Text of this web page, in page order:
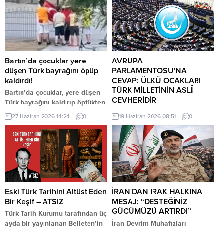
Bartın’da çocuklar yere
düşen Türk bayrağını öpüp
kaldırdı!
Bartın’da çocuklar, yere düşen
Türk bayrağını kaldırıp öptükten
sonra gelen itfaiye ekiplerinin
de yardımıyla göndere çekti. O
anlar cep telefonu kamerası
tarafından kaydedildi. Yerden
kaldırıp öptüler Kemerköprü
Mahallesi’nde dün akşam
saatlerinde Cumhuriyet Parkı
içerisindeki direkte bulunan
Türk bayrağı rüzgar nedeniyle
ipinin kopmasıyla yere düştü.
Bu sırada parkta oynayan
çocuklar yere...
27 Haziran 2026 14:24 0
AVRUPA
PARLAMENTOSU’NA
CEVAP: ÜLKÜ OCAKLARI
TÜRK MİLLETİNİN ASLÎ
CEVHERİDİR
MHP milletvekili Prof. Dr. İlyas
Topsakal AB parlamentosuna
cevap verdi: Avrupa
Parlamentosu tarafından 17
Haziran 2026 tarihinde kabul
edilen Türkiye Raporu, teknik bir
ilerleme belgesi olmaktan
ziyade, Türkiye-AB ilişkilerinin
gerilimli fay hatlarını
derinleştiren ve Ankara’nın
stratejik özerkliğini hedef alan
bir siyasi pozisyon belgesi
19 Haziran 2026 08:51 0
Eski Türk Tarihini Altüst Eden
Bir Keşif – ATSIZ
Türk Tarih Kurumu tarafından üç
ayda bir yayınlanan Belleten’in
İRAN’DAN IRAK HALKINA
MESAJ: “DESTEĞİNİZ
GÜCÜMÜZÜ ARTIRDI”
İran Devrim Muhafızları